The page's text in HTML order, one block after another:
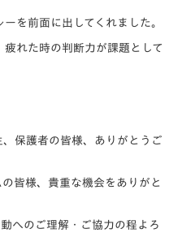
を前面に出してくれました。
れた時の判断力が課題として
保護者の皆様、ありがとうご
皆様、貴重な機会をありがと
へのご理解・ご協力の程よろ